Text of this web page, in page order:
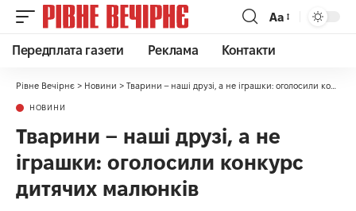
Аа
Передплата газети Реклама Контакти
Рівне Вечірнє > Новини > Тварини – наші друзі, а не іграшки: оголосили конкурс дитячих малюнків
НОВИНИ
Тварини – наші друзі, а не
іграшки: оголосили конкурс
дитячих малюнків